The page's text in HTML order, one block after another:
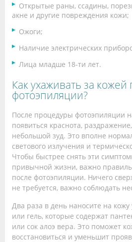
Открытые раны, ссадины,
акне и другие повреждения кожи;
Ожоги;
Наличие электрических
Лица младше 18-ти лет.
Как ухаживать за кожей
фотоэпиляции?
После процедуры фотоэпиляции
появиться краснота,
небольшой зуд. Это вполне
светового излучения и
Чтобы быстрее снять эти
привычной жизни, важно
после фотоэпиляции. Ничего
не требуется, важно соблюдать
Два раза в день наносите на
или гель, которые содержат
или сок алоэ вера. Это поможет
восстановиться и уменьшит